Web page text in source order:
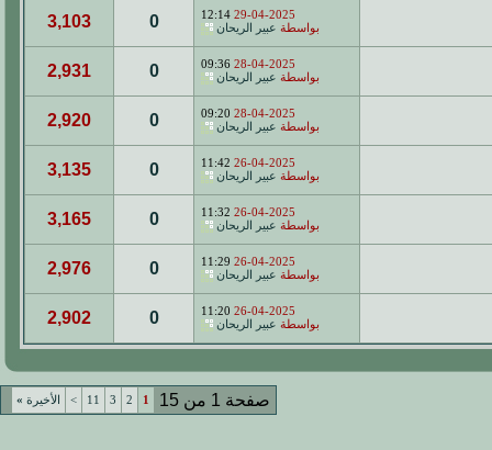
29-04-2025
12:14
بواسطة عبير الريحان 0
3,103
28-04-2025
09:36
بواسطة عبير الريحان 0
2,931
28-04-2025
09:20
بواسطة عبير الريحان 0
2,920
26-04-2025
11:42
بواسطة عبير الريحان 0
3,135
26-04-2025
11:32
بواسطة عبير الريحان 0
3,165
26-04-2025
11:29
بواسطة عبير الريحان 0
2,976
26-04-2025
11:20
بواسطة عبير الريحان 0
2,902
صفحة 1 من 15 1
2
3
11
> الأخيرة »